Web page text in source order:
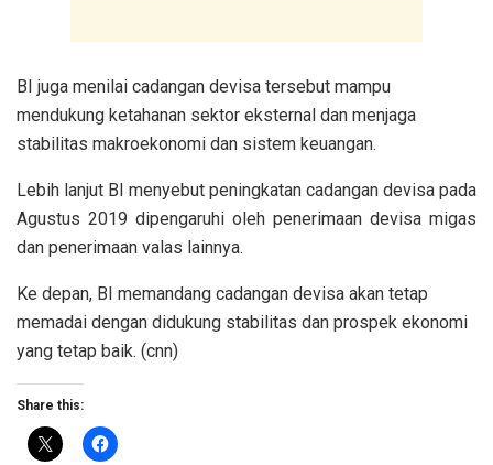
BI juga menilai cadangan devisa tersebut mampu
mendukung ketahanan sektor eksternal dan menjaga
stabilitas makroekonomi dan sistem keuangan.
Lebih lanjut BI menyebut peningkatan cadangan devisa pada
Agustus 2019 dipengaruhi oleh penerimaan devisa migas
dan penerimaan valas lainnya.
Ke depan, BI memandang cadangan devisa akan tetap
memadai dengan didukung stabilitas dan prospek ekonomi
yang tetap baik. (cnn)
Share this: